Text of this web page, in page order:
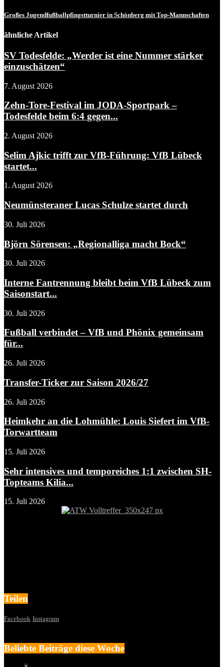
Großes Jugendfußballpfingstturnier in Schönberg mit Top-Mannschaften
ähnliche Artikel
SV Todesfelde: „Werder ist eine Nummer stärker
einzuschätzen“
7. August 2026
Zehn-Tore-Festival im JODA-Sportpark –
Todesfelde beim 6:4 gegen...
2. August 2026
Selim Ajkic trifft zur VfB-Führung: VfB Lübeck
startet...
1. August 2026
Neumünsteraner Lucas Schulze startet durch
30. Juli 2026
Björn Sörensen: „Regionalliga macht Bock“
30. Juli 2026
Interne Fantrennung bleibt beim VfB Lübeck zum
Saisonstart...
30. Juli 2026
Fußball verbindet – VfB und Phönix gemeinsam
für...
26. Juli 2026
Transfer-Ticker zur Saison 2026/27
26. Juli 2026
Heimkehr an die Lohmühle: Louis Siefert im VfB-
Torwartteam
15. Juli 2026
Sehr intensives und temporeiches 1:1 zwischen SH-
Topteams Kilia...
15. Juli 2026
Teilen
Facebook Instagram
Beliebte Beiträge diese Woche